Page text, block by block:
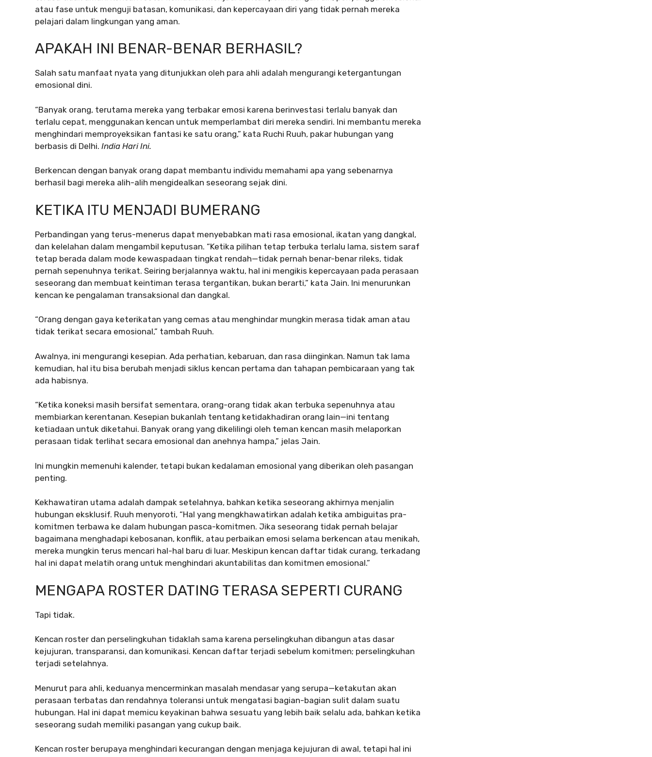
atau fase untuk menguji batasan, komunikasi, dan kepercayaan diri yang tidak pernah mereka
pelajari dalam lingkungan yang aman.
APAKAH INI BENAR-BENAR BERHASIL?
Salah satu manfaat nyata yang ditunjukkan oleh para ahli adalah mengurangi ketergantungan
emosional dini.
“Banyak orang, terutama mereka yang terbakar emosi karena berinvestasi terlalu banyak dan
terlalu cepat, menggunakan kencan untuk memperlambat diri mereka sendiri. Ini membantu mereka
menghindari memproyeksikan fantasi ke satu orang,” kata Ruchi Ruuh, pakar hubungan yang
berbasis di Delhi. India Hari Ini.
Berkencan dengan banyak orang dapat membantu individu memahami apa yang sebenarnya
berhasil bagi mereka alih-alih mengidealkan seseorang sejak dini.
KETIKA ITU MENJADI BUMERANG
Perbandingan yang terus-menerus dapat menyebabkan mati rasa emosional, ikatan yang dangkal,
dan kelelahan dalam mengambil keputusan. “Ketika pilihan tetap terbuka terlalu lama, sistem saraf
tetap berada dalam mode kewaspadaan tingkat rendah—tidak pernah benar-benar rileks, tidak
pernah sepenuhnya terikat. Seiring berjalannya waktu, hal ini mengikis kepercayaan pada perasaan
seseorang dan membuat keintiman terasa tergantikan, bukan berarti,” kata Jain. Ini menurunkan
kencan ke pengalaman transaksional dan dangkal.
“Orang dengan gaya keterikatan yang cemas atau menghindar mungkin merasa tidak aman atau
tidak terikat secara emosional,” tambah Ruuh.
Awalnya, ini mengurangi kesepian. Ada perhatian, kebaruan, dan rasa diinginkan. Namun tak lama
kemudian, hal itu bisa berubah menjadi siklus kencan pertama dan tahapan pembicaraan yang tak
ada habisnya.
“Ketika koneksi masih bersifat sementara, orang-orang tidak akan terbuka sepenuhnya atau
membiarkan kerentanan. Kesepian bukanlah tentang ketidakhadiran orang lain—ini tentang
ketiadaan untuk diketahui. Banyak orang yang dikelilingi oleh teman kencan masih melaporkan
perasaan tidak terlihat secara emosional dan anehnya hampa,” jelas Jain.
Ini mungkin memenuhi kalender, tetapi bukan kedalaman emosional yang diberikan oleh pasangan
penting.
Kekhawatiran utama adalah dampak setelahnya, bahkan ketika seseorang akhirnya menjalin
hubungan eksklusif. Ruuh menyoroti, “Hal yang mengkhawatirkan adalah ketika ambiguitas pra-
komitmen terbawa ke dalam hubungan pasca-komitmen. Jika seseorang tidak pernah belajar
bagaimana menghadapi kebosanan, konflik, atau perbaikan emosi selama berkencan atau menikah,
mereka mungkin terus mencari hal-hal baru di luar. Meskipun kencan daftar tidak curang, terkadang
hal ini dapat melatih orang untuk menghindari akuntabilitas dan komitmen emosional.”
MENGAPA ROSTER DATING TERASA SEPERTI CURANG
Tapi tidak.
Kencan roster dan perselingkuhan tidaklah sama karena perselingkuhan dibangun atas dasar
kejujuran, transparansi, dan komunikasi. Kencan daftar terjadi sebelum komitmen; perselingkuhan
terjadi setelahnya.
Menurut para ahli, keduanya mencerminkan masalah mendasar yang serupa—ketakutan akan
perasaan terbatas dan rendahnya toleransi untuk mengatasi bagian-bagian sulit dalam suatu
hubungan. Hal ini dapat memicu keyakinan bahwa sesuatu yang lebih baik selalu ada, bahkan ketika
seseorang sudah memiliki pasangan yang cukup baik.
Kencan roster berupaya menghindari kecurangan dengan menjaga kejujuran di awal, tetapi hal ini